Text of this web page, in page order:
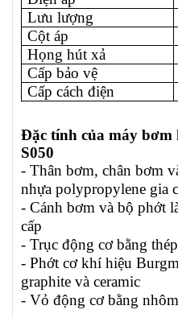
Lưu lượng
Cột áp
Họng hút xả
Cấp bảo vệ
Cấp cách điện
Đặc tính của máy bơm
S050
- Thân bơm, chân bơm
nhựa polypropylene gia
- Cánh bơm và bộ phớt
cấp
- Trục động cơ bằng
- Phớt cơ khí hiệu
graphite và ceramic
- Vỏ động cơ bằng